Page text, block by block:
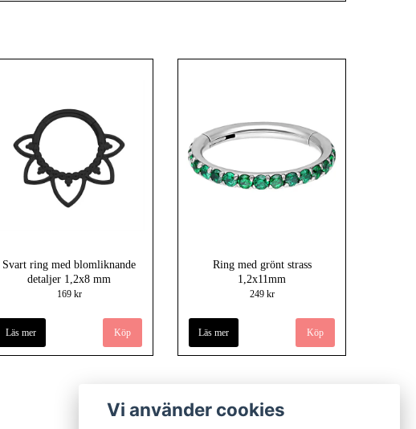
Svart ring med blomliknande
detaljer 1,2x8 mm
169 kr
Läs mer
Ring med grönt strass
1,2x11mm
249 kr
Läs mer
Vi använder cookies